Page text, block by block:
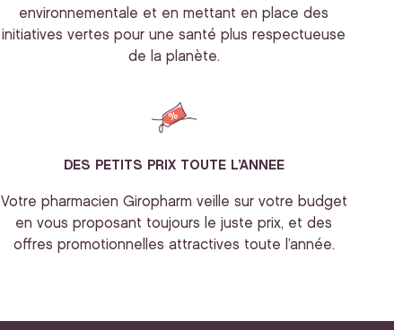
environnementale et en mettant en place des
initiatives vertes pour une santé plus respectueuse
de la planète.
DES PETITS PRIX TOUTE L’ANNEE
Votre pharmacien Giropharm veille sur votre budget
en vous proposant toujours le juste prix, et des
offres promotionnelles attractives toute l’année.